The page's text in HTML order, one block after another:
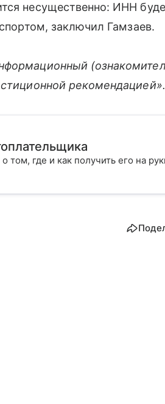
несущественно: ИНН
заключил Гамзаев.
рекомендацией».
том, где и как получить его на